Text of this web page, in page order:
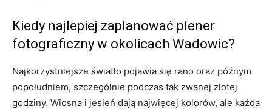
Kiedy najlepiej zaplanować plener
fotograficzny w okolicach Wadowic?
Najkorzystniejsze światło pojawia się rano oraz późnym
popołudniem, szczególnie podczas tak zwanej złotej
godziny. Wiosna i jesień dają najwięcej kolorów, ale każda